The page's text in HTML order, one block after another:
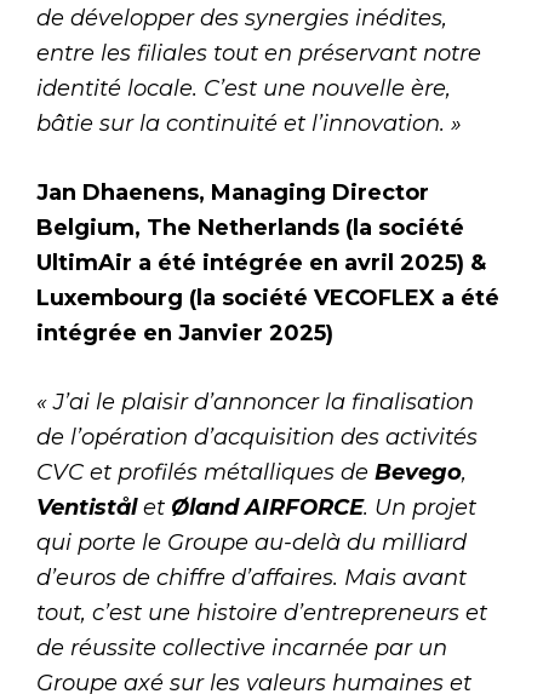
de développer des synergies inédites,
entre les filiales tout en préservant notre
identité locale. C’est une nouvelle ère,
bâtie sur la continuité et l’innovation. »
Jan Dhaenens, Managing Director
Belgium, The Netherlands (la société
UltimAir a été intégrée en avril 2025) &
Luxembourg (la société VECOFLEX a été
intégrée en Janvier 2025)
« J’ai le plaisir d’annoncer la finalisation
de l’opération d’acquisition des activités
CVC et profilés métalliques de Bevego,
Ventistålet Øland AIRFORCE. Un projet
qui porte le Groupe au-delà du milliard
d’euros de chiffre d’affaires. Mais avant
tout, c’est une histoire d’entrepreneurs et
de réussite collective incarnée par un
Groupe axé sur les valeurs humaines et